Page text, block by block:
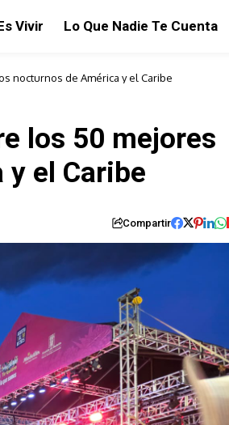
Vivir Lo Que Nadie Te Cuenta
nocturnos de América y el Caribe
los 50 mejores
el Caribe
Compartir